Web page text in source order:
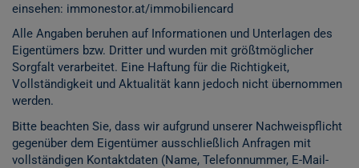
einsehen: immonestor.at/immobiliencard
Alle Angaben beruhen auf Informationen und Unterlagen des
Eigentümers bzw. Dritter und wurden mit größtmöglicher
Sorgfalt verarbeitet. Eine Haftung für die Richtigkeit,
Vollständigkeit und Aktualität kann jedoch nicht übernommen
werden.
Bitte beachten Sie, dass wir aufgrund unserer Nachweispflicht
gegenüber dem Eigentümer ausschließlich Anfragen mit
vollständigen Kontaktdaten (Name, Telefonnummer, E-Mail-